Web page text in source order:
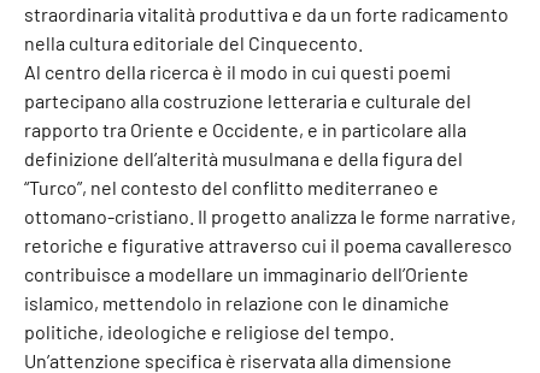
straordinaria vitalità produttiva e da un forte radicamento
nella cultura editoriale del Cinquecento.
Al centro della ricerca è il modo in cui questi poemi
partecipano alla costruzione letteraria e culturale del
rapporto tra Oriente e Occidente, e in particolare alla
definizione dell’alterità musulmana e della figura del
“Turco”, nel contesto del conflitto mediterraneo e
ottomano-cristiano. Il progetto analizza le forme narrative,
retoriche e figurative attraverso cui il poema cavalleresco
contribuisce a modellare un immaginario dell’Oriente
islamico, mettendolo in relazione con le dinamiche
politiche, ideologiche e religiose del tempo.
Un’attenzione specifica è riservata alla dimensione